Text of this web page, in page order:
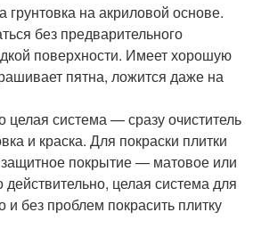
грунтовка на акриловой основе.
без предварительного
поверхности. Имеет хорошую
пятна, ложится даже на
целая система — сразу очиститель
и краска. Для покраски плитки
покрытие — матовое или
действительно, целая система для
и без проблем покрасить плитку